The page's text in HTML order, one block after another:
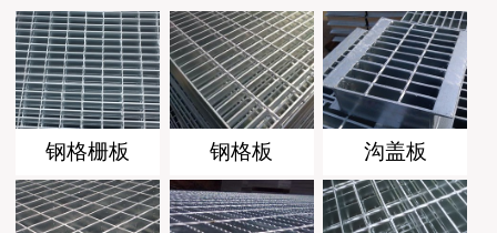
联系我们
钢格栅板 钢格板 沟盖板